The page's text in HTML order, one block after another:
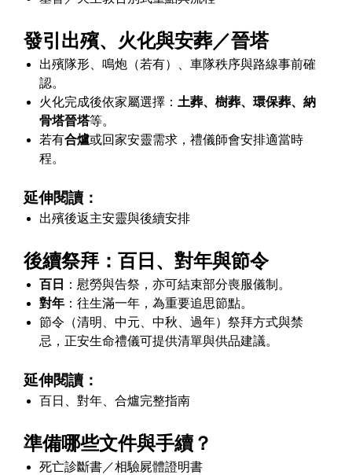
發引出殯、火化與安葬／晉塔
出殯隊形、鳴炮（若有）、車隊秩序與路線事前確
認。
火化完成後依家屬選擇：土葬、樹葬、環保葬、納
骨塔晉塔等。
若有合爐或回家安靈需求，禮儀師會安排適當時
程。
延伸閱讀：
出殯後返主安靈與後續安排
後續祭拜：百日、對年與節令
百日
：慰勞與告祭，亦可結束部分喪服儀制。
對年 ：往生滿一年，為重要追思節點。
節令（清明、中元、中秋、過年）祭拜方式與禁
忌，正安生命禮儀可提供清單與供品建議。
延伸閱讀：
百日、對年、合爐完整指南
準備哪些文件與手續？
死亡診斷書／相驗屍體證明書